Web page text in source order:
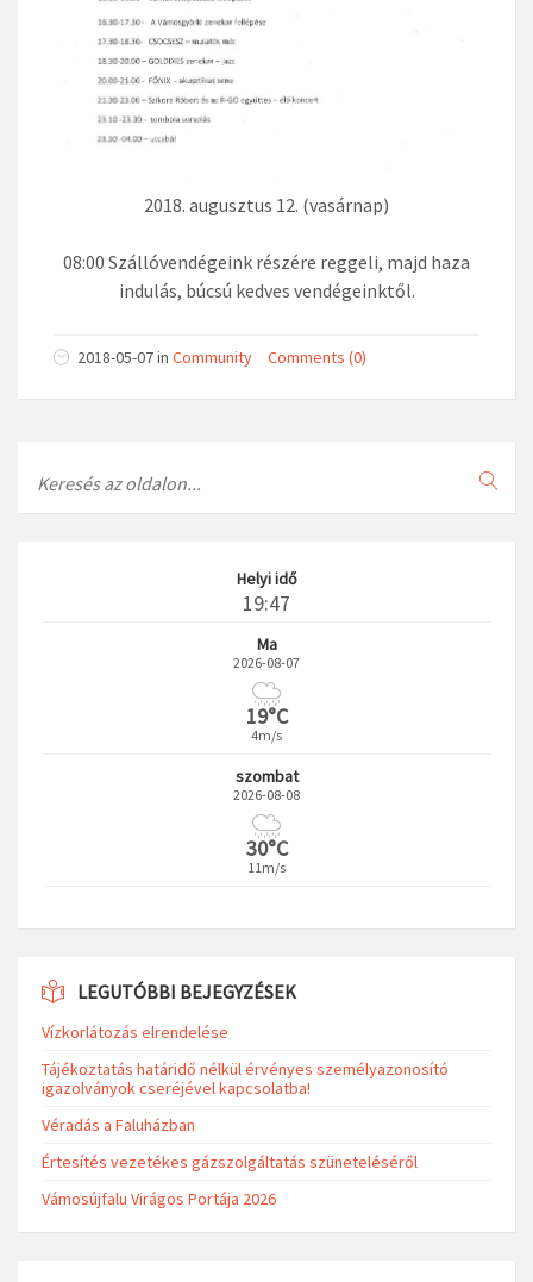
2018. augusztus 12. (vasárnap)
08:00 Szállóvendégeink részére reggeli, majd haza
indulás, búcsú kedves vendégeinktől.
2018-05-07in Community Comments (0)
Helyi idő
19:47
Ma
2026-08-07
19°C
4m/s
szombat
2026-08-08
30°C
11m/s
LEGUTÓBBI BEJEGYZÉSEK
Vízkorlátozás elrendelése
Tájékoztatás határidő nélkül érvényes személyazonosító
igazolványok cseréjével kapcsolatba!
Véradás a Faluházban
Értesítés vezetékes gázszolgáltatás szüneteléséről
Vámosújfalu Virágos Portája 2026